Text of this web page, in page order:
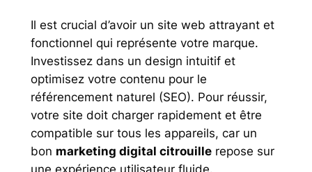
Il est crucial d’avoir un site web attrayant et
fonctionnel qui représente votre marque.
Investissez dans un design intuitif et
optimisez votre contenu pour le
référencement naturel (SEO). Pour réussir,
votre site doit charger rapidement et être
compatible sur tous les appareils, car un
bon marketing digital citrouillerepose sur
une expérience utilisateur fluide.